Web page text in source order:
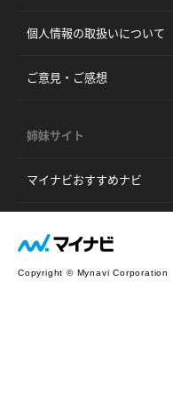
個人情報の取扱いについて
ご意見・ご感想
姉妹サイト
マイナビおすすめナビ
Copyright © Mynavi Corporation